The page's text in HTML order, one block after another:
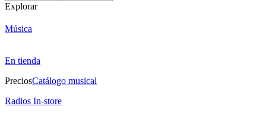
Explorar
Música
En tienda
PreciosCatálogo musical
Radios In-store